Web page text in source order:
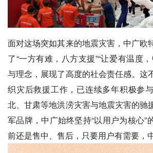
面对这场突如其来的地震灾害，中广欧
了“一方有难，八方支援”“让爱有温度
与理念，展现了高度的社会责任感。这
织灾后救援工作，已连续多年积极参
北、甘肃等地洪涝灾害与地震灾害的驰
军品牌，中广始终坚持“以用户为核心”
前还是售中、售后，只要用户有需要，